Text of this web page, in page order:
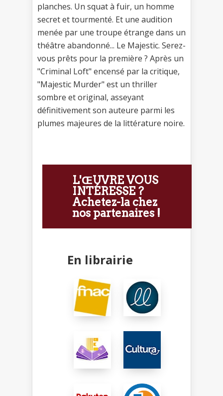
planches. Un squat à fuir, un homme
secret et tourmenté. Et une audition
menée par une troupe étrange dans un
théâtre abandonné... Le Majestic. Serez-
vous prêts pour la première ? Après un
"Criminal Loft" encensé par la critique,
"Majestic Murder" est un thriller
sombre et original, asseyant
définitivement son auteure parmi les
plumes majeures de la littérature noire.
L'ŒUVRE VOUS
INTÉRESSE ?
Achetez-la chez
nos partenaires !
En librairie